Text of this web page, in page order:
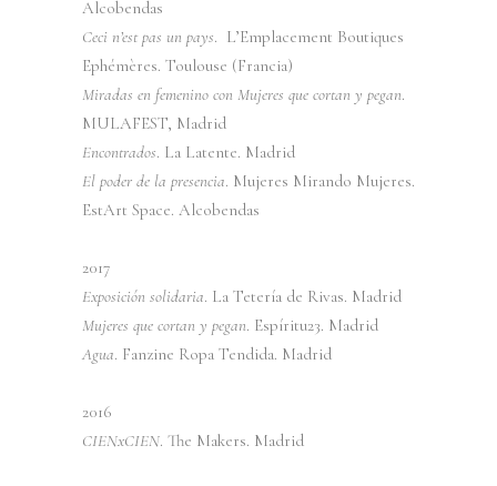
Alcobendas
Ceci n’est pas un pays. L’Emplacement Boutiques
Ephémères. Toulouse (Francia)
Miradas en femenino con Mujeres que cortan y pegan.
MULAFEST, Madrid
Encontrados. La Latente. Madrid
El poder de la presencia. Mujeres Mirando Mujeres.
EstArt Space. Alcobendas
2017
Exposición solidaria. La Tetería de Rivas. Madrid
Mujeres que cortan y pegan. Espíritu23. Madrid
Agua. Fanzine Ropa Tendida. Madrid
2016
CIENxCIEN. The Makers. Madrid